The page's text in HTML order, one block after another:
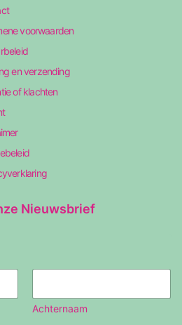
voorwaarden
en verzending
of klachten
Nieuwsbrief
Achternaam